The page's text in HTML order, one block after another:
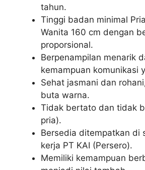
tahun.
Tinggi badan minimal
Wanita 160 cm dengan
proporsional.
Berpenampilan menarik
kemampuan komunikasi
Sehat jasmani dan
buta warna.
Tidak bertato dan tidak
pria).
Bersedia ditempatkan di
kerja PT KAI (Persero).
Memiliki kemampuan